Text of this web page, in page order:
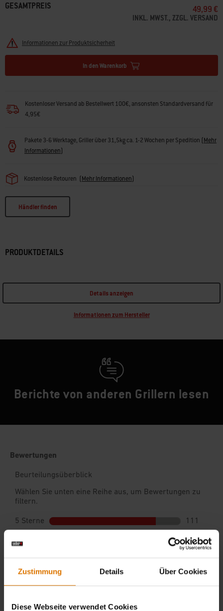
Zustimmung Details Über Cookies
Diese Webseite verwendet Cookies
GESAMTPREIS 49,99 €
INKL. MWST., ZZGL. VERSAND
Informationen zur Produktsicherheit
In den Warenkorb
Kostenloser Versand ab Bestellwert 100€, ansonsten Standardversand für
4,95€
Pakete 3-6 Werktage, Griller über 31,5kg ca. 1-2 Wochen per Spedition (Mehr
Informationen)
Kostenlose Retouren (Mehr Informationen)
Händler finden
PRODUKTDETAILS
Details anzeigen
Informationen zum Hersteller
Berichte von anderen Grillern lesen